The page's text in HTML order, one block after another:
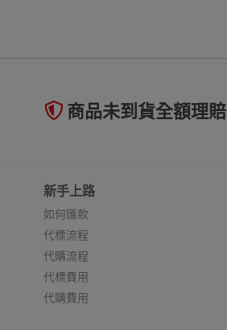
商品未到貨全額理賠
新手上路
如何匯款
代標流程
代購流程
代標費用
代購費用